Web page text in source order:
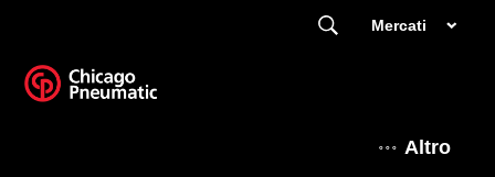
Mercati
Altro